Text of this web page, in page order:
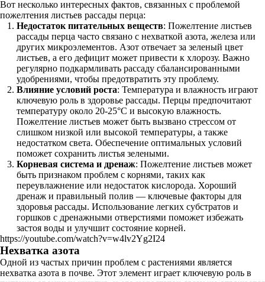
Вот несколько интересных фактов, связанных с проблемой
пожелтения листьев рассады перца:
Недостаток питательных веществ: Пожелтение листьев
рассады перца часто связано с нехваткой азота, железа или
других микроэлементов. Азот отвечает за зеленый цвет
листьев, а его дефицит может привести к хлорозу. Важно
регулярно подкармливать рассаду сбалансированными
удобрениями, чтобы предотвратить эту проблему.
Влияние условий роста: Температура и влажность играют
ключевую роль в здоровье рассады. Перцы предпочитают
температуру около 20-25°C и высокую влажность.
Пожелтение листьев может быть вызвано стрессом от
слишком низкой или высокой температуры, а также
недостатком света. Обеспечение оптимальных условий
поможет сохранить листья зелеными.
Корневая система и дренаж: Пожелтение листьев может
быть признаком проблем с корнями, таких как
переувлажнение или недостаток кислорода. Хороший
дренаж и правильный полив — ключевые факторы для
здоровья рассады. Использование легких субстратов и
горшков с дренажными отверстиями поможет избежать
застоя воды и улучшит состояние корней.
https://youtube.com/watch?v=w4lv2Yg2I24
Нехватка азота
Одной из частых причин проблем с растениями является
нехватка азота в почве. Этот элемент играет ключевую роль в